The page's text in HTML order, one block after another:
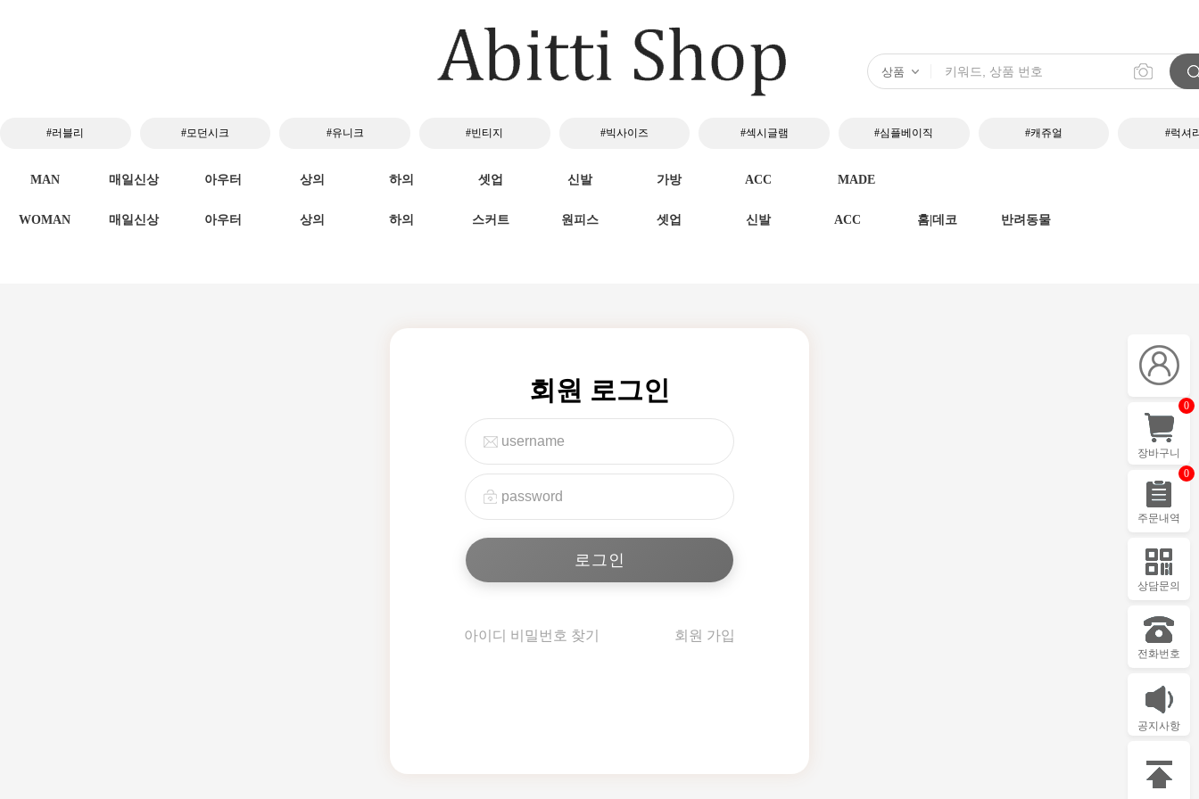
#러블리 #모던시크 #유니크 #빈티지 #빅사이즈 #섹시글램 #심플베이직 #캐쥬얼 #럭셔
MAN 매일신상 아우터 상의 하의 셋업 신발 가방 ACC MADE
WOMAN 매일신상 아우터 상의 하의 스커트 원피스 셋업 신발 ACC 홈|데코 반려동물
회원 로그인
아이디 비밀번호 찾기 회원 가입
장바구니
0
주문내역
0
상담문의
전화번호
공지사항